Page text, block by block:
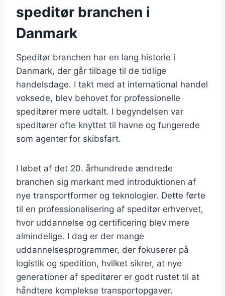
speditør branchen i
Danmark
Speditør branchen har en lang historie i
Danmark, der går tilbage til de tidlige
handelsdage. I takt med at international handel
voksede, blev behovet for professionelle
speditører mere udtalt. I begyndelsen var
speditører ofte knyttet til havne og fungerede
som agenter for skibsfart.
I løbet af det 20. århundrede ændrede
branchen sig markant med introduktionen af
nye transportformer og teknologier. Dette førte
til en professionalisering af speditør erhvervet,
hvor uddannelse og certificering blev mere
almindelige. I dag er der mange
uddannelsesprogrammer, der fokuserer på
logistik og spedition, hvilket sikrer, at nye
generationer af speditører er godt rustet til at
håndtere komplekse transportopgaver.